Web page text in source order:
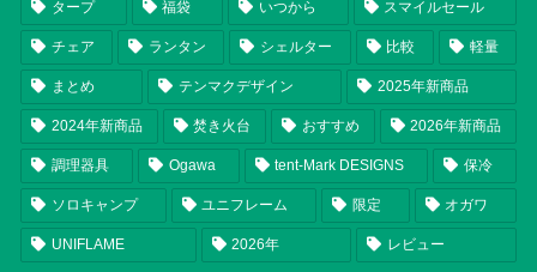
タープ 福袋 いつから スマイルセール
チェア ランタン シェルター 比較 軽量
まとめ テンマクデザイン 2025年新商品
2024年新商品 焚き火台 おすすめ 2026年新商品
調理器具 Ogawa tent-Mark DESIGNS 保冷
ソロキャンプ ユニフレーム 限定 オガワ
UNIFLAME 2026年 レビュー